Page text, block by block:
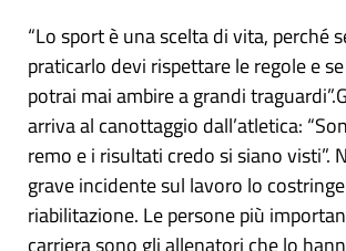
“Lo sport è una scelta di vita, perché
praticarlo devi rispettare le regole e
potrai mai ambire a grandi
arriva al canottaggio dall’atletica:
remo e i risultati credo si siano visti”.
grave incidente sul lavoro lo
riabilitazione. Le persone più